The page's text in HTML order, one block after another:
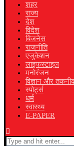
शहर
राज्य
देश
विदेश
बिजनेस
राजनीति
एजुकेशन
लाइफस्टाइल
मनोरंजन
विज्ञान और
स्पोर्ट्स
धर्म
स्वास्थ्य
E-PAPER